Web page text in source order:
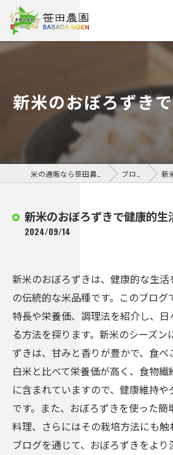
新米のおぼろずき
ブログ 新
新米のおぼろずきで健康的生
2024/09/14
新米のおぼろずきは、健康的な生
の伝統的な米品種です。このブロ
特長や栄養価、調理法を紹介し、
る方法を探ります。新米のシーズン
ずきは、甘みと香りが豊かで、食べ
白米と比べて栄養価が高く、食物
に含まれていますので、健康維持
です。また、おぼろずきを使った簡
料理、さらにはその栽培方法にも触
ブログを通じて、おぼろずきをよ